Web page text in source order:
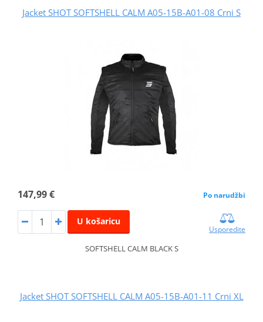
Jacket SHOT SOFTSHELL CALM A05-15B-A01-08 Crni S
147,99 € Po narudžbi
U košaricu
Usporedite
SOFTSHELL CALM BLACK S
Jacket SHOT SOFTSHELL CALM A05-15B-A01-11 Crni XL